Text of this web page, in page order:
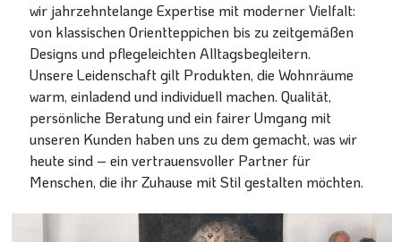
wir jahrzehntelange Expertise mit moderner Vielfalt:
von klassischen Orientteppichen bis zu zeitgemäßen
Designs und pflegeleichten Alltagsbegleitern.
Unsere Leidenschaft gilt Produkten, die Wohnräume
warm, einladend und individuell machen. Qualität,
persönliche Beratung und ein fairer Umgang mit
unseren Kunden haben uns zu dem gemacht, was wir
heute sind – ein vertrauensvoller Partner für
Menschen, die ihr Zuhause mit Stil gestalten möchten.